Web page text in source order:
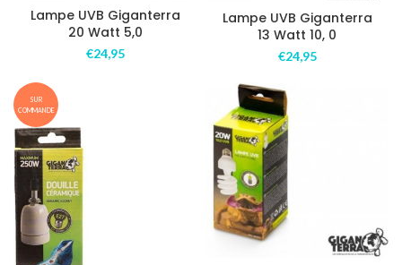
Lampe UVB Giganterra
20 Watt 5,0
€24,95
Lampe UVB Giganterra
13 Watt 10, 0
€24,95
SUR
COMMANDE